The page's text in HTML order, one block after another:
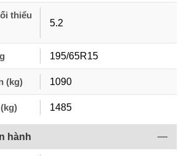
thiểu
5.2
195/65R15
(kg) 1090
1485
hành